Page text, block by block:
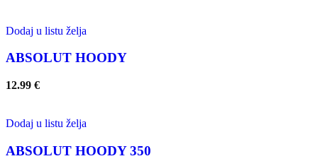
Dodaj u listu želja
ABSOLUT HOODY
12.99 €
Dodaj u listu želja
ABSOLUT HOODY 350